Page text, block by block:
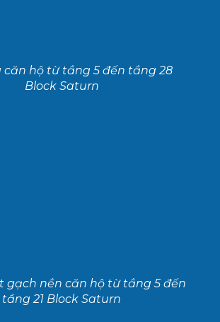
căn hộ từ tầng 5 đến tầng 28
Block Saturn
gạch nền căn hộ từ tầng 5 đến
tầng 21 Block Saturn